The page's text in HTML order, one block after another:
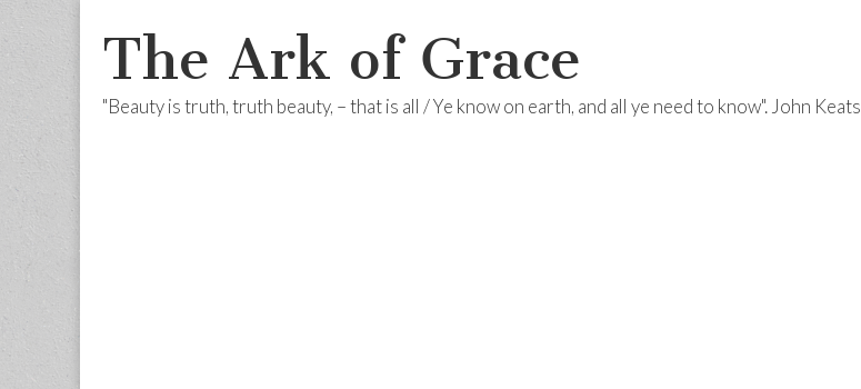
The Ark of Grace
"Beauty is truth, truth beauty, – that is all / Ye know on earth, and all ye need to know". John Keats